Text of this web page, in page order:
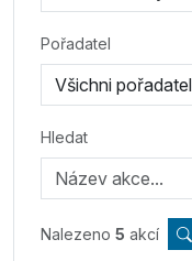
Pořadatel
Hledat
Nalezeno 5 akcí